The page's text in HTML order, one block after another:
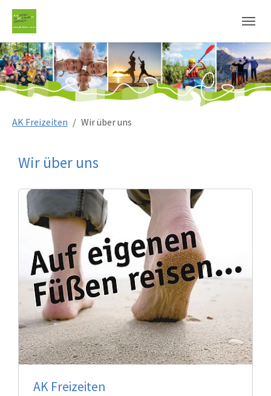
AK Freizeiten Wir über uns
Wir über uns
AK Freizeiten